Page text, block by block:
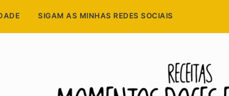
SIGAM AS MINHAS REDES SOCIAIS